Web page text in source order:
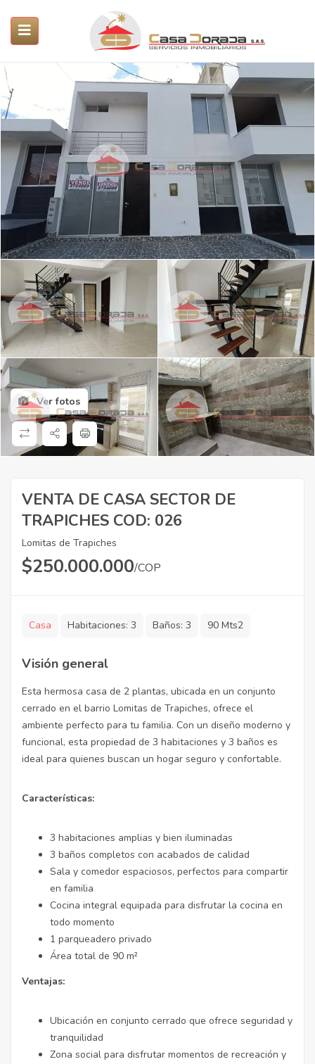
(Servicios)
(Propiedades)
(PROYECTOS)
(Nosotros)
Ver fotos
VENTA DE CASA SECTOR DE
TRAPICHES COD: 026
Lomitas de Trapiches
$250.000.000/COP
Casa Habitaciones: 3 Baños: 3 90 Mts2
Visión general
Esta hermosa casa de 2 plantas, ubicada en un conjunto
cerrado en el barrio Lomitas de Trapiches, ofrece el
ambiente perfecto para tu familia. Con un diseño moderno y
funcional, esta propiedad de 3 habitaciones y 3 baños es
ideal para quienes buscan un hogar seguro y confortable.
Características:
3 habitaciones amplias y bien iluminadas
3 baños completos con acabados de calidad
Sala y comedor espaciosos, perfectos para compartir
en familia
Cocina integral equipada para disfrutar la cocina en
todo momento
1 parqueadero privado
Área total de 90 m²
Ventajas:
Ubicación en conjunto cerrado que ofrece seguridad y
tranquilidad
Zona social para disfrutar momentos de recreación y